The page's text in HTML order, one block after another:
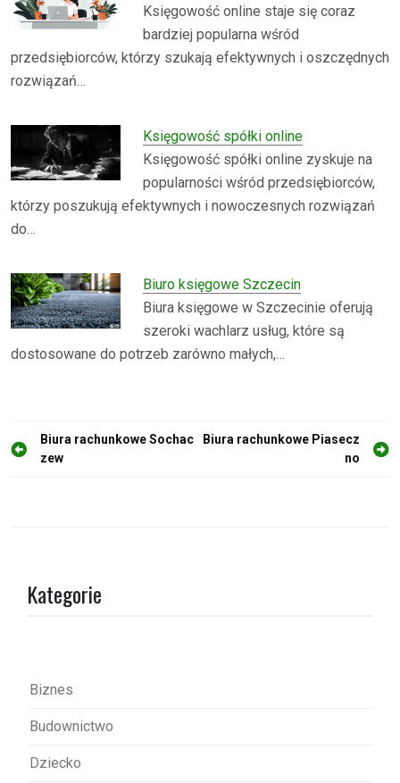
Księgowość online staje się coraz
bardziej popularna wśród
przedsiębiorców, którzy szukają efektywnych i oszczędnych
rozwiązań…
Księgowość spółki online
Księgowość spółki online zyskuje na
popularności wśród przedsiębiorców,
którzy poszukują efektywnych i nowoczesnych rozwiązań
do…
Biuro księgowe Szczecin
Biura księgowe w Szczecinie oferują
szeroki wachlarz usług, które są
dostosowane do potrzeb zarówno małych,…
N
Biura rachunkowe Sochac
zew
Biura rachunkowe Piasecz
no
Kategorie
Biznes
Budownictwo
Dziecko